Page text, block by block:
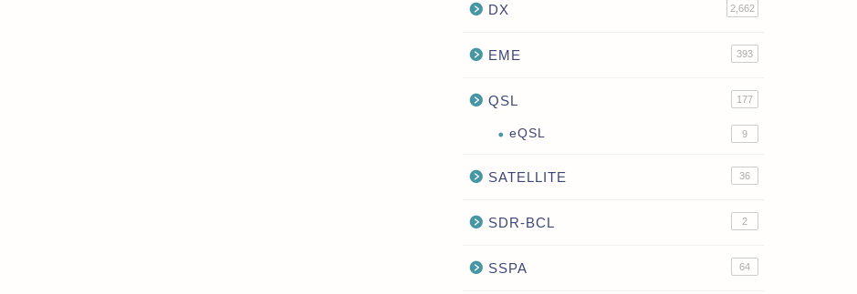
DX 2,662
EME 393
QSL 177
eQSL 9
SATELLITE 36
SDR-BCL 2
SSPA 64